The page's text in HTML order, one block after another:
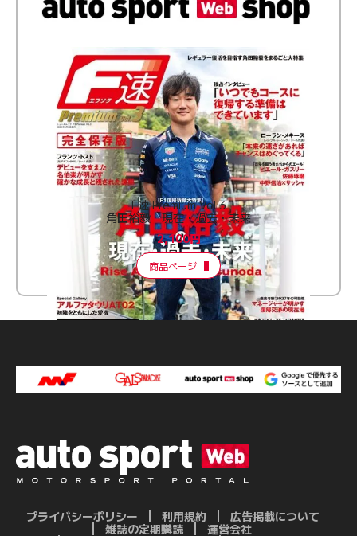
F速 Premium Vol.3
角田裕毅 現在・過去・未来
2,100円
商品ページ
プライバシーポリシー 利用規約
広告掲載について
雑誌の定期購読
運営会社